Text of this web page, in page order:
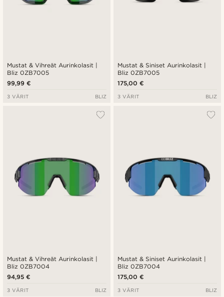
Mustat & Vihreät Aurinkolasit |
Bliz 0ZB7005
99,99 €
3 VÄRIT BLIZ
Mustat & Siniset Aurinkolasit |
Bliz 0ZB7005
175,00 €
3 VÄRIT BLIZ
Mustat & Vihreät Aurinkolasit |
Bliz 0ZB7004
94,95 €
3 VÄRIT BLIZ
Mustat & Siniset Aurinkolasit |
Bliz 0ZB7004
175,00 €
3 VÄRIT BLIZ